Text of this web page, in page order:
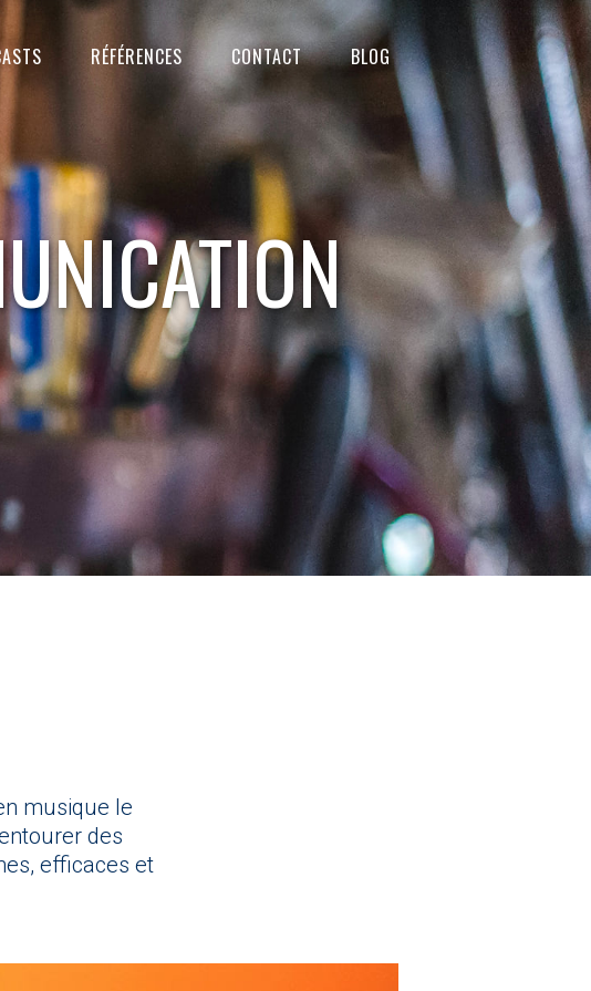
RÉFÉRENCES CONTACT BLOG
musique le
des
efficaces et